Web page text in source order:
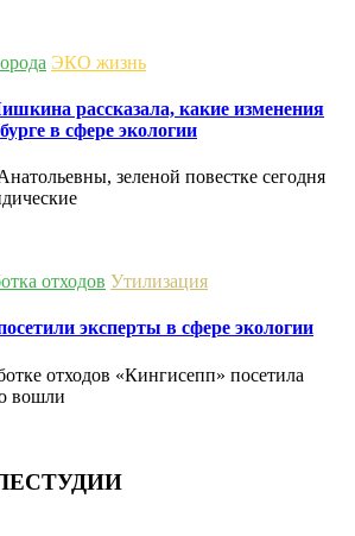
ЭКО жизнь
рассказала, какие изменения
в сфере экологии
зеленой повестке сегодня
отходов Утилизация
эксперты в сфере экологии
отходов «Кингисепп» посетила
вошли